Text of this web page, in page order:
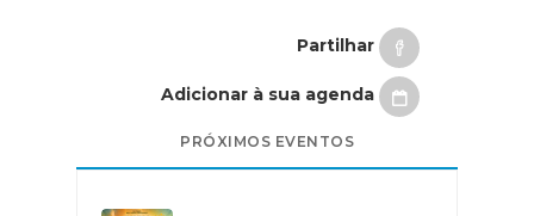
Partilhar
Adicionar à sua agenda
PRÓXIMOS EVENTOS